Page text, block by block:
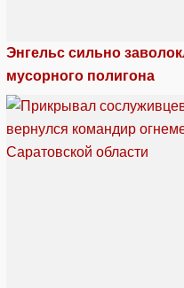
Энгельс сильно
мусорного полигона